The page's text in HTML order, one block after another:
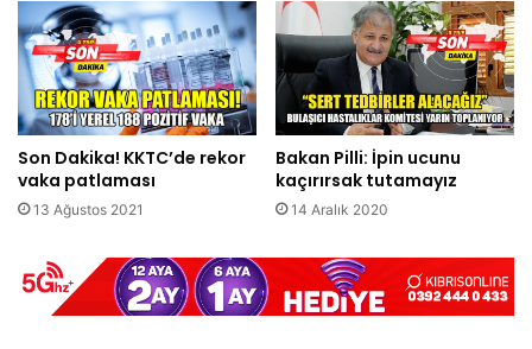
Son Dakika! KKTC’de rekor
vaka patlaması
13 Ağustos 2021
Bakan Pilli: İpin ucunu
kaçırırsak tutamayız
14 Aralık 2020